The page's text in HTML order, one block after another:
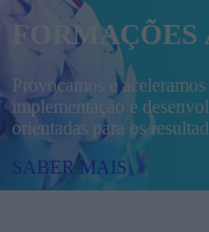
Provocamos e
implementação e
orientadas para os
SABER MAIS